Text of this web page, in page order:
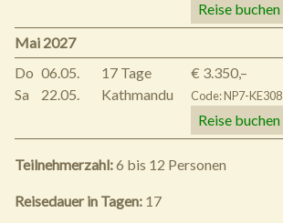
Reise buchen
Mai 2027
Do
Sa
06.05.
22.05.
17 Tage
Kathmandu
€ 3.350,–
Code: NP7-KE308
Reise buchen
Teilnehmerzahl:6 bis 12 Personen
Reisedauer in Tagen: 17